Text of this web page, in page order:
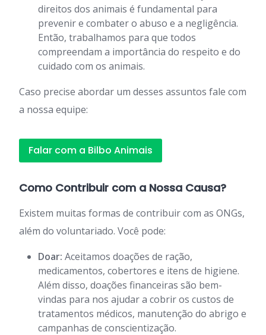
direitos dos animais é fundamental para
prevenir e combater o abuso e a negligência.
Então, trabalhamos para que todos
compreendam a importância do respeito e do
cuidado com os animais.
Caso precise abordar um desses assuntos fale com
a nossa equipe:
Falar com a Bilbo Animais
Como Contribuir com a Nossa Causa?
Existem muitas formas de contribuir com as ONGs,
além do voluntariado. Você pode:
Doar: Aceitamos doações de ração,
medicamentos, cobertores e itens de higiene.
Além disso, doações financeiras são bem-
vindas para nos ajudar a cobrir os custos de
tratamentos médicos, manutenção do abrigo e
campanhas de conscientização.